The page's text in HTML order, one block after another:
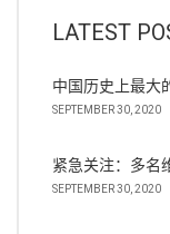
LATEST
中国历史上最大
SEPTEMBER 30, 2020
紧急关注：多名
SEPTEMBER 30, 2020